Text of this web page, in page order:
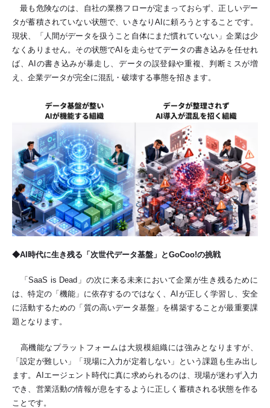
最も危険なのは、自社の業務フローが定まっておらず、正しいデー
タが蓄積されていない状態で、いきなりAIに頼ろうとすることです。
現状、「人間がデータを扱うこと自体にまだ慣れていない」企業は少
なくありません。その状態でAIを走らせてデータの書き込みを任せれ
ば、AIの書き込みが暴走し、データの誤登録や重複、判断ミスが増
え、企業データが完全に混乱・破壊する事態を招きます。
◆AI時代に生き残る「次世代データ基盤」とGoCoo!の挑戦
「SaaS is Dead」の次に来る未来において企業が生き残るために
は、特定の「機能」に依存するのではなく、AIが正しく学習し、安全
に活動するための「質の高いデータ基盤」を構築することが最重要課
題となります。
高機能なプラットフォームは大規模組織には強みとなりますが、
「設定が難しい」「現場に入力が定着しない」という課題も生み出し
ます。AIエージェント時代に真に求められるのは、現場が迷わず入力
でき、営業活動の情報が息をするように正しく蓄積される状態を作る
ことです。